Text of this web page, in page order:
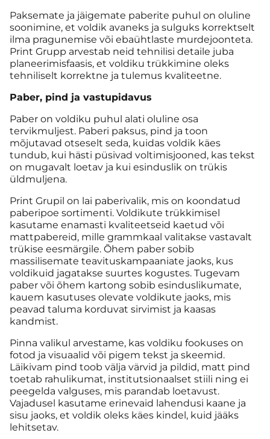
Paksemate ja jäigemate paberite puhul on oluline
soonimine, et voldik avaneks ja sulguks korrektselt
ilma pragunemise või ebaühtlaste murdejoonteta.
Print Grupp arvestab neid tehnilisi detaile juba
planeerimisfaasis, et voldiku trükkimine oleks
tehniliselt korrektne ja tulemus kvaliteetne.
Paber, pind ja vastupidavus
Paber on voldiku puhul alati oluline osa
tervikmuljest. Paberi paksus, pind ja toon
mõjutavad otseselt seda, kuidas voldik käes
tundub, kui hästi püsivad voltimisjooned, kas tekst
on mugavalt loetav ja kui esinduslik on trükis
üldmuljena.
Print Grupil on lai paberivalik, mis on koondatud
paberipoe sortimenti. Voldikute trükkimisel
kasutame enamasti kvaliteetseid kaetud või
mattpabereid, mille grammkaal valitakse vastavalt
trükise eesmärgile. Õhem paber sobib
massilisemate teavituskampaaniate jaoks, kus
voldikuid jagatakse suurtes kogustes. Tugevam
paber või õhem kartong sobib esinduslikumate,
kauem kasutuses olevate voldikute jaoks, mis
peavad taluma korduvat sirvimist ja kaasas
kandmist.
Pinna valikul arvestame, kas voldiku fookuses on
fotod ja visuaalid või pigem tekst ja skeemid.
Läikivam pind toob välja värvid ja pildid, matt pind
toetab rahulikumat, institutsionaalset stiili ning ei
peegelda valguses, mis parandab loetavust.
Vajadusel kasutame erinevaid lahendusi kaane ja
sisu jaoks, et voldik oleks käes kindel, kuid jääks
lehitsetav.